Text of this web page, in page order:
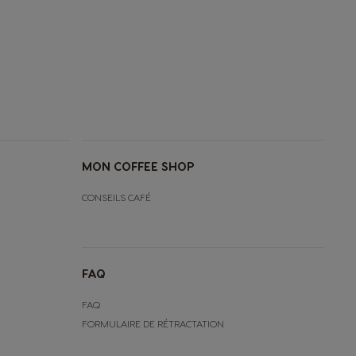
MON COFFEE SHOP
CONSEILS CAFÉ
FAQ
FAQ
FORMULAIRE DE RÉTRACTATION